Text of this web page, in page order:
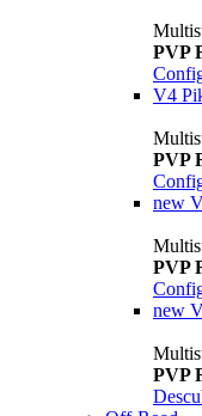
PVP
V4
PVP
new
PVP
new
PVP